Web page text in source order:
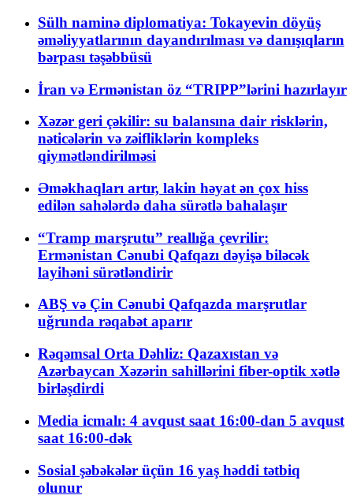
Sülh naminə diplomatiya: Tokayevin döyüş
əməliyyatlarının dayandırılması və danışıqların
bərpası təşəbbüsü
İran və Ermənistan öz “TRIPP”lərini hazırlayır
Xəzər geri çəkilir: su balansına dair risklərin,
nəticələrin və zəifliklərin kompleks
qiymətləndirilməsi
Əməkhaqları artır, lakin həyat ən çox hiss
edilən sahələrdə daha sürətlə bahalaşır
“Tramp marşrutu” reallığa çevrilir:
Ermənistan Cənubi Qafqazı dəyişə biləcək
layihəni sürətləndirir
ABŞ və Çin Cənubi Qafqazda marşrutlar
uğrunda rəqabət aparır
Rəqəmsal Orta Dəhliz: Qazaxıstan və
Azərbaycan Xəzərin sahillərini fiber-optik xətlə
birləşdirdi
Media icmalı: 4 avqust saat 16:00-dan 5 avqust
saat 16:00-dək
Sosial şəbəkələr üçün 16 yaş həddi tətbiq
olunur